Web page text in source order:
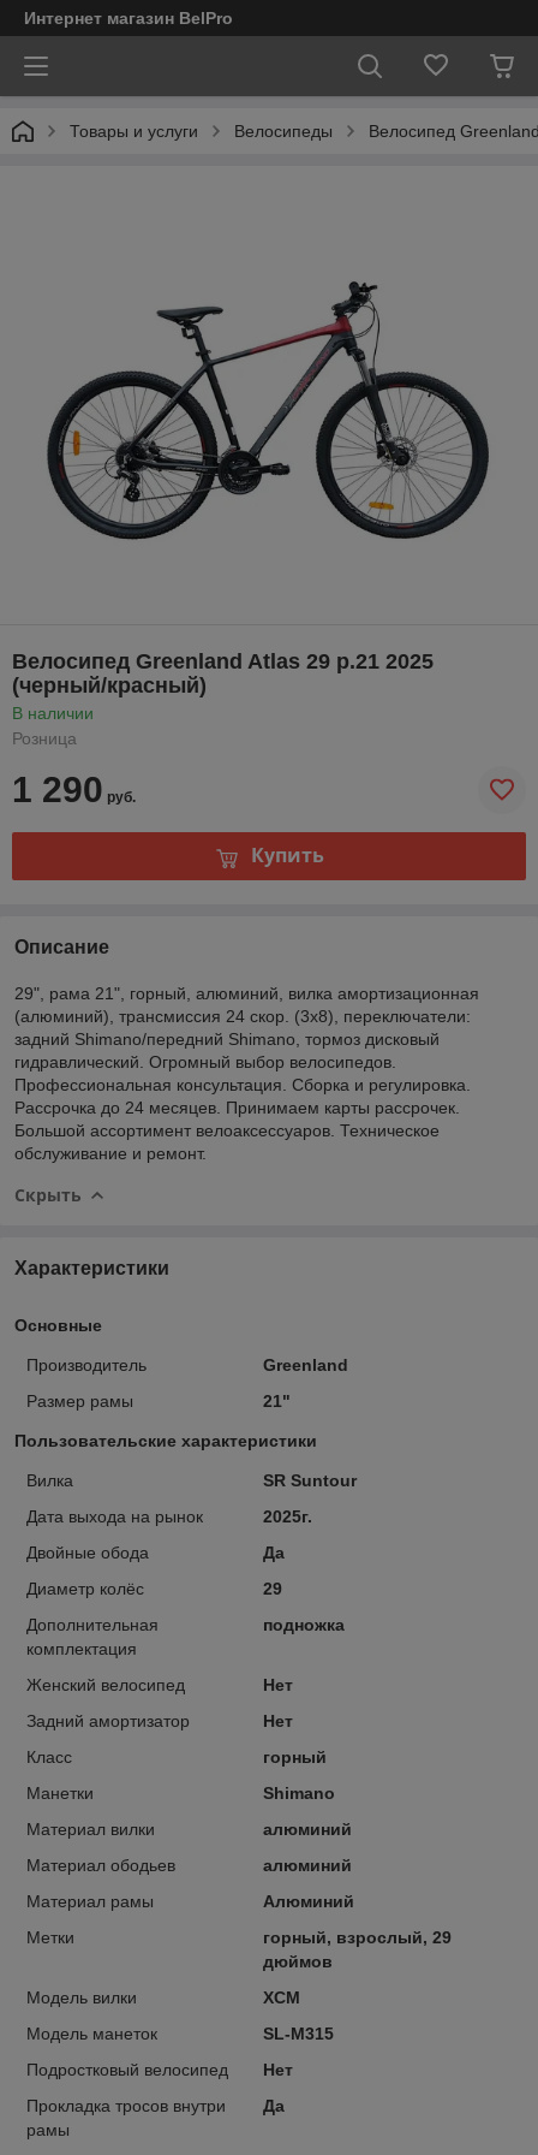
Интернет магазин BelPro
Товары и услуги Велосипеды Велосипед
Велосипед Greenland Atlas 29 р.21 2025
(черный/красный)
В наличии
Розница
1 290 руб.
Купить
Описание
29", рама 21", горный, алюминий, вилка амортизационная
(алюминий), трансмиссия 24 скор. (3х8), переключатели:
задний Shimano/передний Shimano, тормоз дисковый
гидравлический. Огромный выбор велосипедов.
Профессиональная консультация. Сборка и регулировка.
Рассрочка до 24 месяцев. Принимаем карты рассрочек.
Большой ассортимент велоаксессуаров. Техническое
обслуживание и ремонт.
Скрыть
Характеристики
Основные
Производитель
Greenland
Размер рамы
21"
Пользовательские характеристики
Вилка
SR Suntour
Дата выхода на рынок
2025г.
Двойные обода
Да
Диаметр колёс
29
Дополнительная
комплектация
подножка
Женский велосипед
Нет
Задний амортизатор
Нет
Класс
горный
Манетки
Shimano
Материал вилки
алюминий
Материал ободьев
алюминий
Материал рамы
Алюминий
Метки
горный, взрослый, 29
дюймов
Модель вилки
XCM
Модель манеток
SL-M315
Подростковый велосипед
Нет
Прокладка тросов внутри
рамы
Да